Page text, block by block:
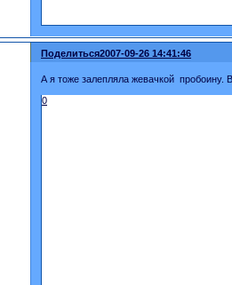
Поделиться2007-09-26 14:41:46
А я тоже залепляла жевачкой пробоину.
0